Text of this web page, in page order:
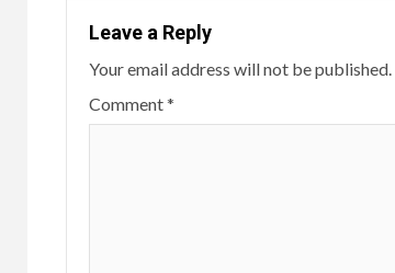
Leave a Reply
Your email address will not be published.
Comment*